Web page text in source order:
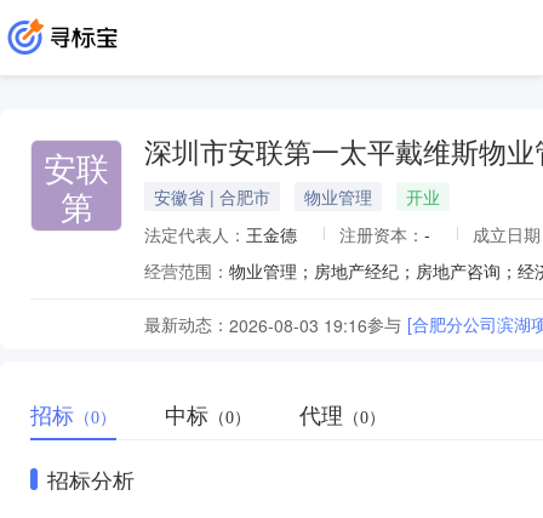
安联
第
深圳市安联第一太平戴维斯物
安徽省 | 合肥市 物业管理
开业
法定代表人： 王金德 注册资本： -
成立日
经营范围： 物业管理；房地产经纪；房地产咨询；
最新动态： 2026-08-03 19:16参与 [合肥分公司滨湖
招标 （0） 中标 （0） 代理 （0）
招标分析